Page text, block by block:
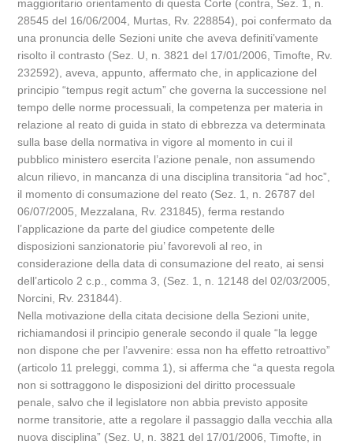
maggioritario orientamento di questa Corte (contra, Sez. 1, n.
28545 del 16/06/2004, Murtas, Rv. 228854), poi confermato da
una pronuncia delle Sezioni unite che aveva definiti’vamente
risolto il contrasto (Sez. U, n. 3821 del 17/01/2006, Timofte, Rv.
232592), aveva, appunto, affermato che, in applicazione del
principio “tempus regit actum” che governa la successione nel
tempo delle norme processuali, la competenza per materia in
relazione al reato di guida in stato di ebbrezza va determinata
sulla base della normativa in vigore al momento in cui il
pubblico ministero esercita l’azione penale, non assumendo
alcun rilievo, in mancanza di una disciplina transitoria “ad hoc”,
il momento di consumazione del reato (Sez. 1, n. 26787 del
06/07/2005, Mezzalana, Rv. 231845), ferma restando
l’applicazione da parte del giudice competente delle
disposizioni sanzionatorie piu’ favorevoli al reo, in
considerazione della data di consumazione del reato, ai sensi
dell’articolo 2 c.p., comma 3, (Sez. 1, n. 12148 del 02/03/2005,
Norcini, Rv. 231844).
Nella motivazione della citata decisione della Sezioni unite,
richiamandosi il principio generale secondo il quale “la legge
non dispone che per l’avvenire: essa non ha effetto retroattivo”
(articolo 11 preleggi, comma 1), si afferma che “a questa regola
non si sottraggono le disposizioni del diritto processuale
penale, salvo che il legislatore non abbia previsto apposite
norme transitorie, atte a regolare il passaggio dalla vecchia alla
nuova disciplina” (Sez. U, n. 3821 del 17/01/2006, Timofte, in